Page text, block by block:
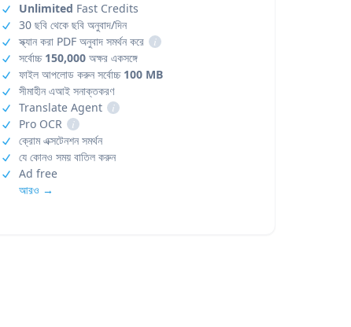
Unlimited Fast Credits
30 ছবি থেকে ছবি অনুবাদ/দিন
স্ক্যান করা PDF অনুবাদ সমর্থন করে
i
সর্বোচ্চ 150,000অক্ষর একসঙ্গে
ফাইল আপলোড করুন সর্বোচ্চ 100 MB
সীমাহীন এআই সনাক্তকরণ
Translate Agent
i
Pro OCR
i
ক্রোম এক্সটেনশন সমর্থন
যে কোনও সময় বাতিল করুন
Ad free
আরও →